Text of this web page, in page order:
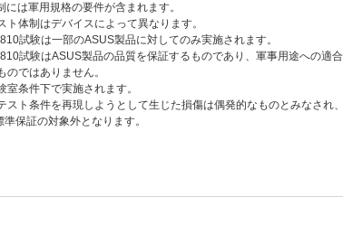
には軍用規格の要件が含まれます。
ト体制はデバイスによって異なります。
試験は一部のASUS製品に対してのみ実施されます。
試験はASUS製品の品質を保証するものであり、軍事用途への適合
のではありません。
室条件下で実施されます。
スト条件を再現しようとして生じた損傷は偶発的なものとみなされ、
保証の対象外となります。